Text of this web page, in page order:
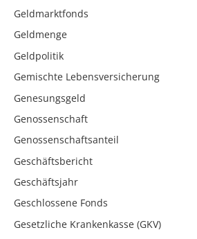
Geldmarktfonds
Geldmenge
Geldpolitik
Gemischte Lebensversicherung
Genesungsgeld
Genossenschaft
Genossenschaftsanteil
Geschäftsbericht
Geschäftsjahr
Geschlossene Fonds
Gesetzliche Krankenkasse (GKV)